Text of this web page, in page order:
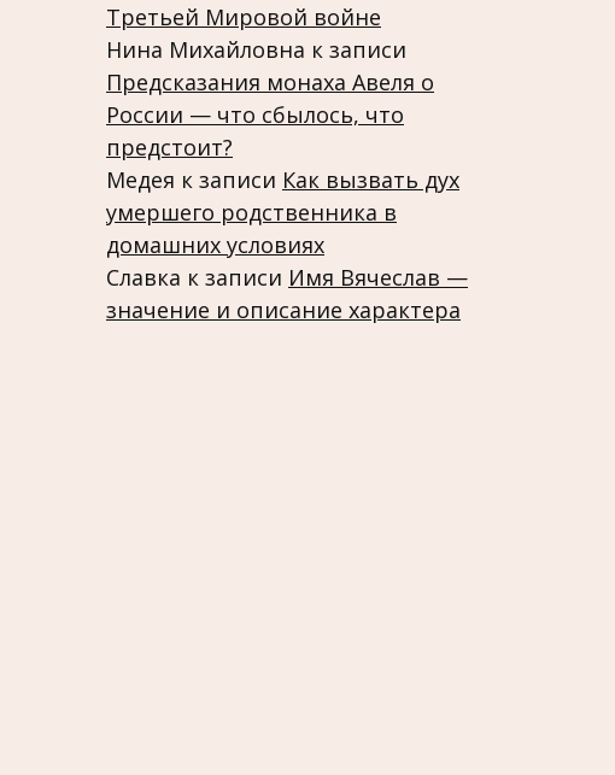
Третьей Мировой войне
Нина Михайловна к записи
Предсказания монаха Авеля о
России — что сбылось, что
предстоит?
Медея к записи Как вызвать дух
умершего родственника в
домашних условиях
Славка к записи Имя Вячеслав —
значение и описание характера